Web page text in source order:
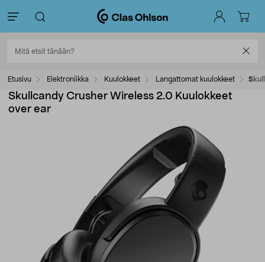
Etusivu Elektroniikka Kuulokkeet Langattomat kuulokkeet
Skullcandy Crusher Wireless 2.0 Kuulokkeet
over ear